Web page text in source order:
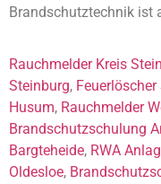
Brandschutztechnik ist
Rauchmelder Kreis
Steinburg,
Husum, Rauchmelder
Brandschutzschulung
Bargteheide, RWA
Oldesloe,